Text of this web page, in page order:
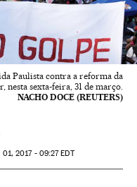
Paulista contra a reforma da
nesta sexta-feira, 31 de março.
NACHO DOCE (REUTERS)
01, 2017 - 09:27EDT